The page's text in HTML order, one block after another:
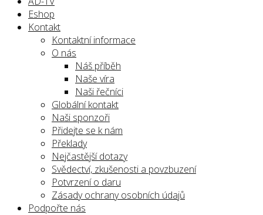
Eshop
Kontakt
Kontaktní informace
O nás
Náš příběh
Naše víra
Naši řečníci
Globální kontakt
Naši sponzoři
Přidejte se k nám
Překlady
Nejčastější dotazy
Svědectví, zkušenosti a povzbuzení
Potvrzení o daru
Zásady ochrany osobních údajů
Podpořte nás